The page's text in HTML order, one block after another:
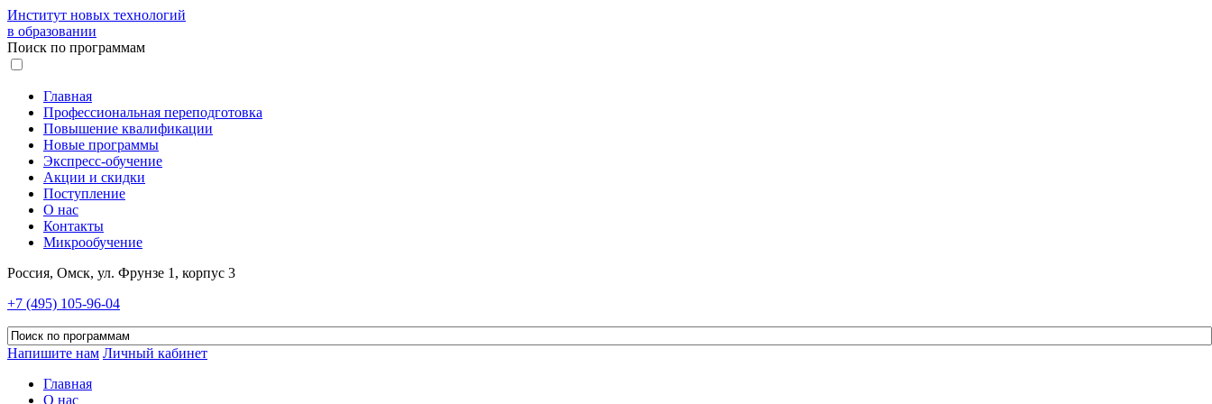
Институт новых технологий
в образовании
Поиск по программам
Главная
Профессиональная переподготовка
Повышение квалификации
Новые программы
Экспресс-обучение
Акции и скидки
Поступление
О нас
Контакты
Микрообучение
Россия, Омск, ул. Фрунзе 1, корпус 3
+7 (495) 105-96-04
Напишите нам Личный кабинет
Главная
О нас